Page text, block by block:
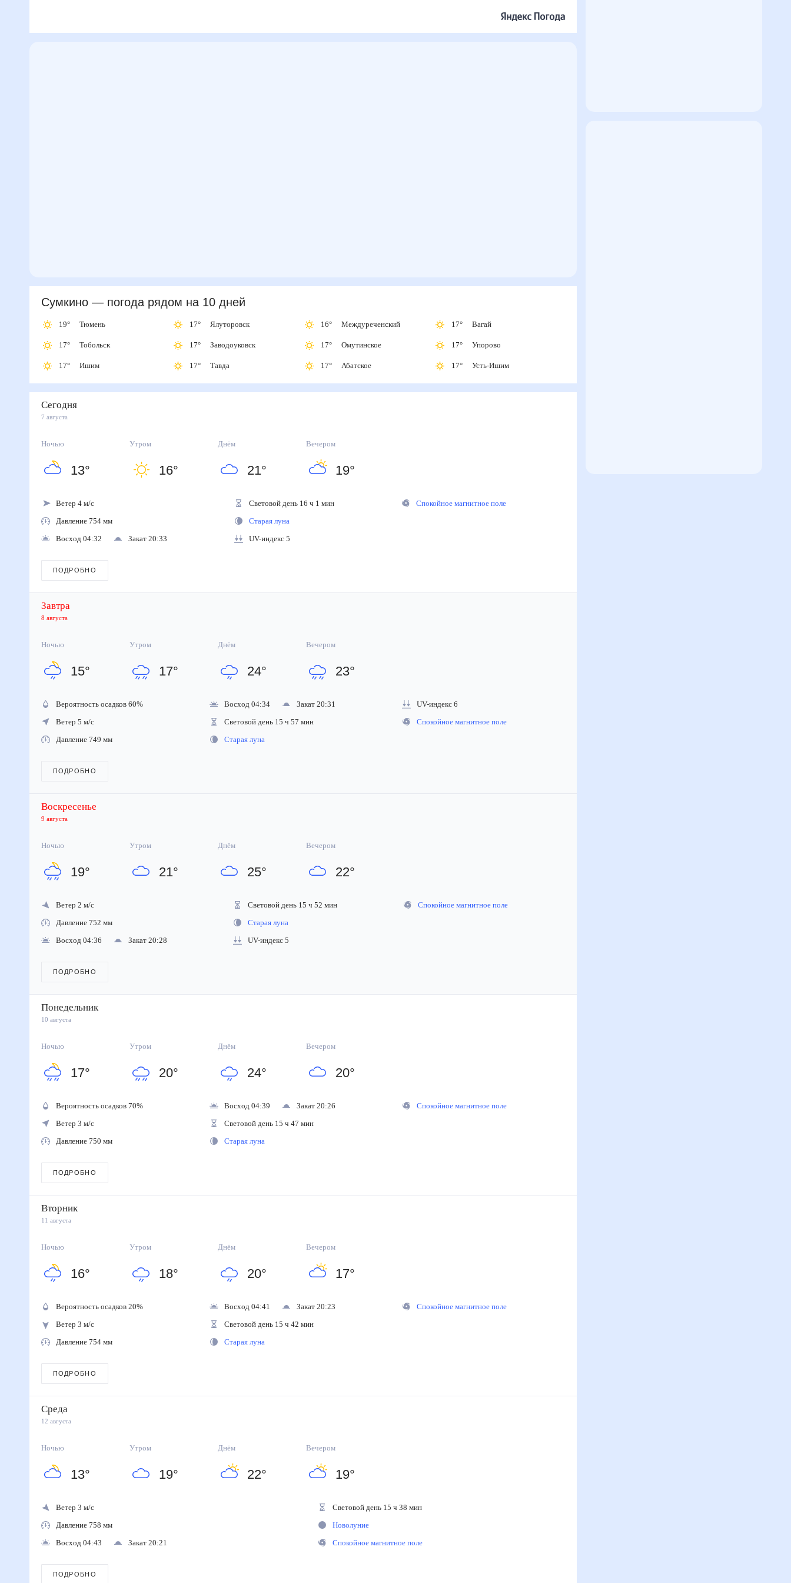
Сумкино — погода рядом на 10 дней
19° Тюмень
17° Тобольск
17° Ишим
17° Ялуторовск
17° Заводоуковск
17° Тавда
16° Междуреченский
17° Омутинское
17° Абатское
17° Вагай
17° Упорово
17° Усть-Ишим
Сегодня
7 августа
Ночью
13°
Утром
16°
Днём
21°
Вечером
19°
Ветер 4 м/с
Давление 754 мм
Восход 04:32
Закат 20:33
Световой день 16 ч 1 мин
Старая луна
UV-индекс 5
Спокойное магнитное поле
ПОДРОБНО
Завтра
8 августа
Ночью
15°
Утром
17°
Днём
24°
Вечером
23°
Вероятность осадков 60%
Ветер 5 м/с
Давление 749 мм
Восход 04:34
Закат 20:31
Световой день 15 ч 57 мин
Старая луна
UV-индекс 6
Спокойное магнитное поле
ПОДРОБНО
Воскресенье
9 августа
Ночью
19°
Утром
21°
Днём
25°
Вечером
22°
Ветер 2 м/с
Давление 752 мм
Восход 04:36
Закат 20:28
Световой день 15 ч 52 мин
Старая луна
UV-индекс 5
Спокойное магнитное поле
ПОДРОБНО
Понедельник
10 августа
Ночью
17°
Утром
20°
Днём
24°
Вечером
20°
Вероятность осадков 70%
Ветер 3 м/с
Давление 750 мм
Восход 04:39
Закат 20:26
Световой день 15 ч 47 мин
Старая луна
Спокойное магнитное поле
ПОДРОБНО
Вторник
11 августа
Ночью
16°
Утром
18°
Днём
20°
Вечером
17°
Вероятность осадков 20%
Ветер 3 м/с
Давление 754 мм
Восход 04:41
Закат 20:23
Световой день 15 ч 42 мин
Старая луна
Спокойное магнитное поле
ПОДРОБНО
Среда
12 августа
Ночью
13°
Утром
19°
Днём
22°
Вечером
19°
Ветер 3 м/с
Давление 758 мм
Восход 04:43
Закат 20:21
Световой день 15 ч 38 мин
Новолуние
Спокойное магнитное поле
ПОДРОБНО